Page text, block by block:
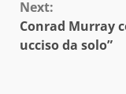
Next:
Conrad Murray
ucciso da solo”